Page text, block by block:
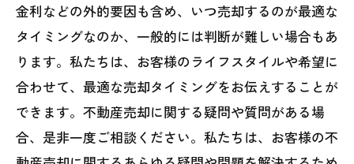
金利などの外的要因も含め、いつ売却するのが最適な
タイミングなのか、一般的には判断が難しい場合もあ
ります。私たちは、お客様のライフスタイルや希望に
合わせて、最適な売却タイミングをお伝えすることが
できます。不動産売却に関する疑問や質問がある場
合、是非一度ご相談ください。私たちは、お客様の不